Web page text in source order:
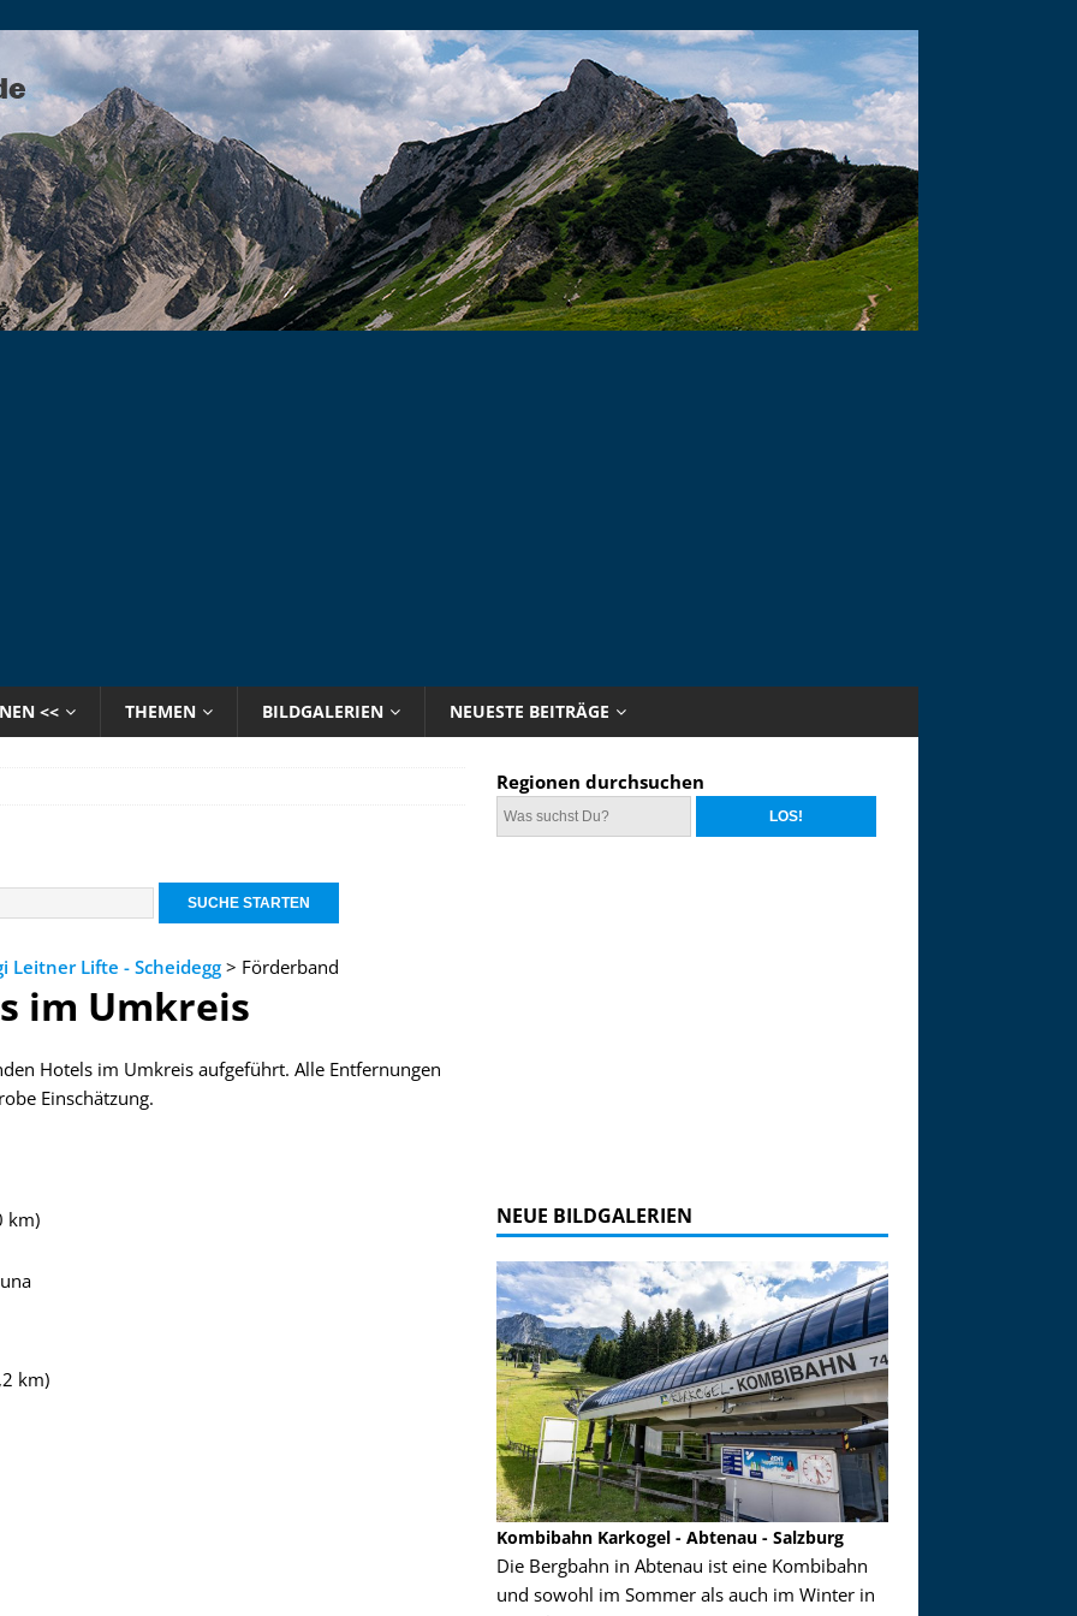
<< THEMEN BILDGALERIEN NEUESTE BEITRÄGE
Leitner Lifte - Scheidegg> Förderband
im Umkreis
Hotels im Umkreis aufgeführt. Alle Entfernungen
Einschätzung.
km)
km)
Regionen durchsuchen
NEUE BILDGALERIEN
Kombibahn Karkogel - Abtenau - Salzburg
Die Bergbahn in Abtenau ist eine Kombibahn
und sowohl im Sommer als auch im Winter in